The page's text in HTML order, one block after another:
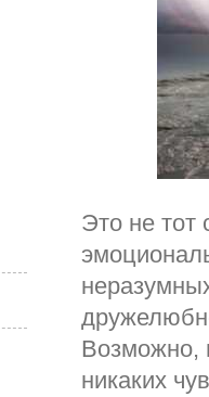
Это не тот
Возможно,
никаких